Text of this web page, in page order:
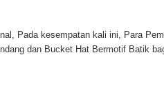
Pada kesempatan kali ini, Para
dan Bucket Hat Bermotif Batik